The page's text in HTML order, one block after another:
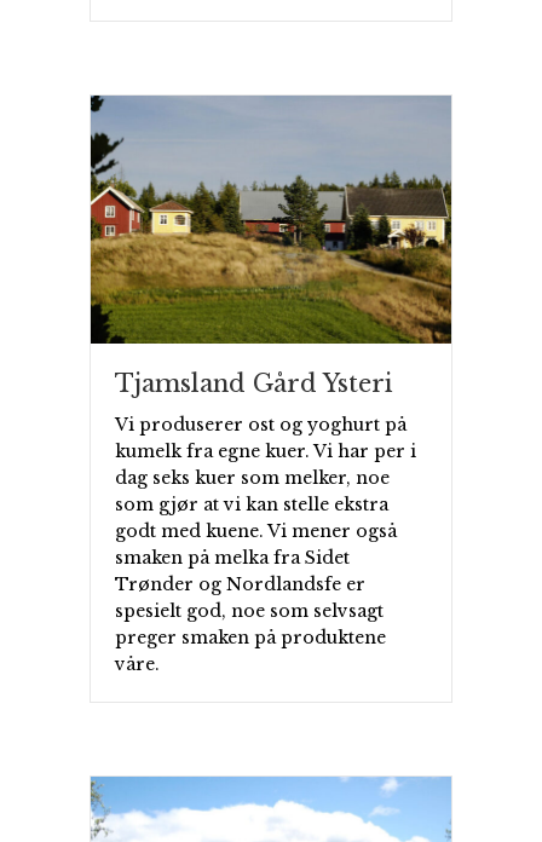
Tjamsland Gård Ysteri
Vi produserer ost og yoghurt på
kumelk fra egne kuer. Vi har per i
dag seks kuer som melker, noe
som gjør at vi kan stelle ekstra
godt med kuene. Vi mener også
smaken på melka fra Sidet
Trønder og Nordlandsfe er
spesielt god, noe som selvsagt
preger smaken på produktene
våre.